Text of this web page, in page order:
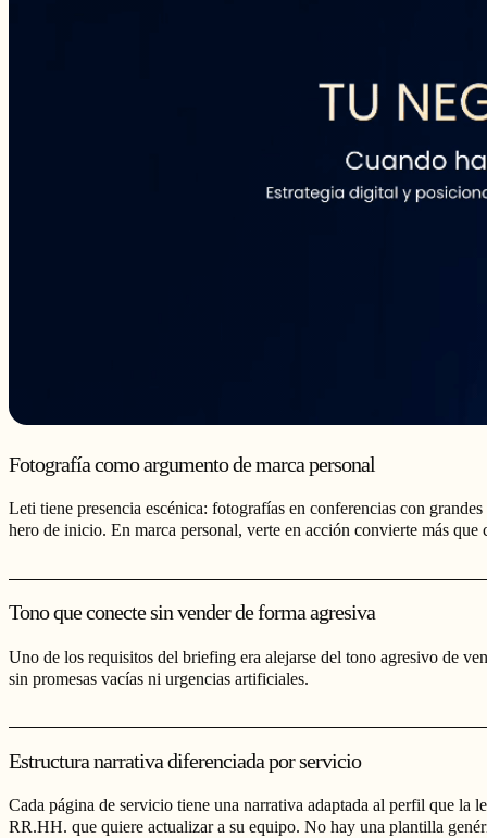
Fotografía como argumento de marca personal
Leti tiene presencia escénica: fotografías en conferencias con
hero de inicio. En marca personal, verte en acción convierte más que
Tono que conecte sin vender de forma agresiva
Uno de los requisitos del briefing era alejarse del tono agresivo de
sin promesas vacías ni urgencias artificiales.
Estructura narrativa diferenciada por servicio
Cada página de servicio tiene una narrativa adaptada al perfil que la
RR.HH. que quiere actualizar a su equipo. No hay una plantilla